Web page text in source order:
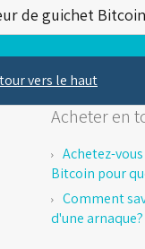
de guichet Bitcoin
vers le haut
Acheter en
Achetez-
Bitcoin pour
Comment
d'une arnaque?